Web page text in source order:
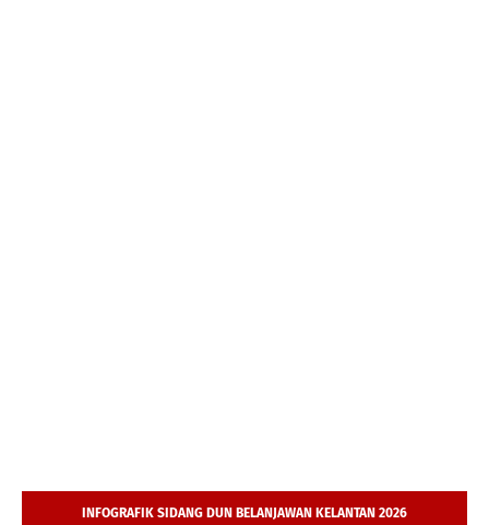
INFOGRAFIK SIDANG DUN BELANJAWAN KELANTAN 2026